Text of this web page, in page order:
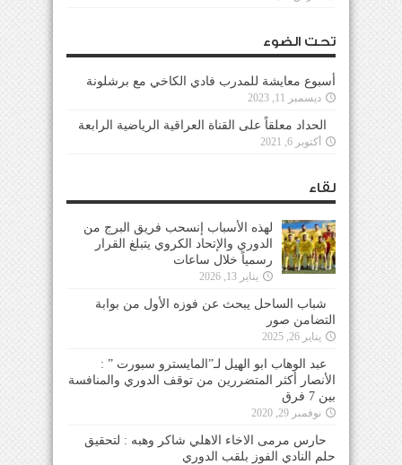
تحت الضوء
أسبوع معايشة للمدرب فادي الكاخي مع برشلونة
ديسمبر 11, 2023
الحداد معلقاً على القناة العراقية الرياضية الرابعة
أكتوبر 6, 2021
لقاء
لهذه الأسباب إنسحب فريق البرج من
الدوري والإتحاد الكروي يتبلغ القرار
رسمياً خلال ساعات
يناير 13, 2026
شباب الساحل يبحث عن فوزه الأول من بوابة
التضامن صور
يناير 26, 2025
عبد الوهاب ابو الهيل لـ”المايسترو سبورت ” :
الأنصار أكثر المتضررين من توقف الدوري والمنافسة
بين 7 فرق
نوفمبر 29, 2020
حارس مرمى الاخاء الاهلي شاكر وهبه : لتحقيق
حلم النادي الفوز بلقب الدوري